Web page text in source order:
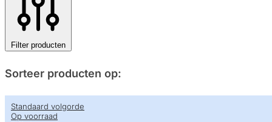
Filter producten
Sorteer producten op:
Standaard volgorde
Op voorraad